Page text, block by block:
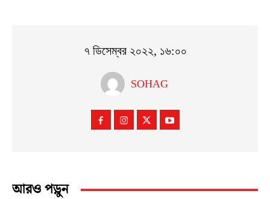
৭ ডিসেম্বর ২০২২, ১৬:০০
SOHAG
আরও পড়ুন